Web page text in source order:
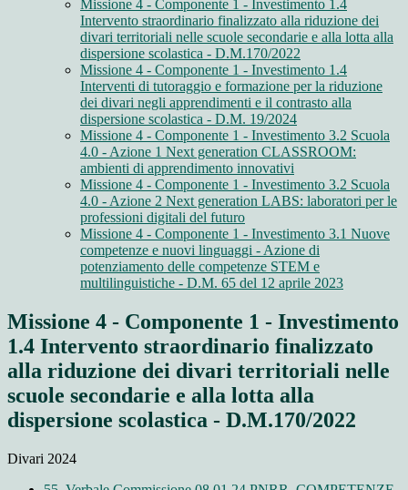
Missione 4 - Componente 1 - Investimento 1.4
Intervento straordinario finalizzato alla riduzione dei
divari territoriali nelle scuole secondarie e alla lotta alla
dispersione scolastica - D.M.170/2022
Missione 4 - Componente 1 - Investimento 1.4
Interventi di tutoraggio e formazione per la riduzione
dei divari negli apprendimenti e il contrasto alla
dispersione scolastica - D.M. 19/2024
Missione 4 - Componente 1 - Investimento 3.2 Scuola
4.0 - Azione 1 Next generation CLASSROOM:
ambienti di apprendimento innovativi
Missione 4 - Componente 1 - Investimento 3.2 Scuola
4.0 - Azione 2 Next generation LABS: laboratori per le
professioni digitali del futuro
Missione 4 - Componente 1 - Investimento 3.1 Nuove
competenze e nuovi linguaggi - Azione di
potenziamento delle competenze STEM e
multilinguistiche - D.M. 65 del 12 aprile 2023
Missione 4 - Componente 1 - Investimento
1.4 Intervento straordinario finalizzato
alla riduzione dei divari territoriali nelle
scuole secondarie e alla lotta alla
dispersione scolastica - D.M.170/2022
Divari 2024